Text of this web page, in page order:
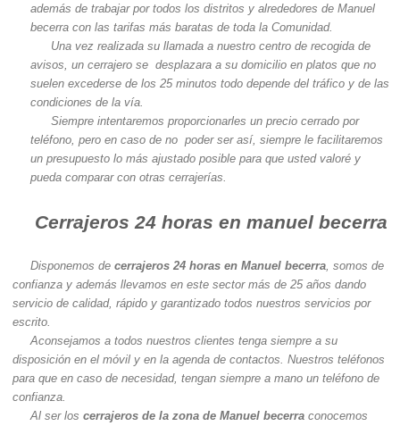
además de trabajar por todos los distritos y alrededores de Manuel
becerra con las tarifas más baratas de toda la Comunidad.
Una vez realizada su llamada a nuestro centro de recogida de
avisos, un cerrajero se desplazara a su domicilio en platos que no
suelen excederse de los 25 minutos todo depende del tráfico y de las
condiciones de la vía.
Siempre intentaremos proporcionarles un precio cerrado por
teléfono, pero en caso de no poder ser así, siempre le facilitaremos
un presupuesto lo más ajustado posible para que usted valoré y
pueda comparar con otras cerrajerías.
Cerrajeros 24 horas en manuel becerra
Disponemos de cerrajeros 24 horas en Manuel becerra , somos de
confianza y además llevamos en este sector más de 25 años dando
servicio de calidad, rápido y garantizado todos nuestros servicios por
escrito.
Aconsejamos a todos nuestros clientes tenga siempre a su
disposición en el móvil y en la agenda de contactos. Nuestros teléfonos
para que en caso de necesidad, tengan siempre a mano un teléfono de
confianza.
Al ser los cerrajeros de la zona de Manuel becerra conocemos